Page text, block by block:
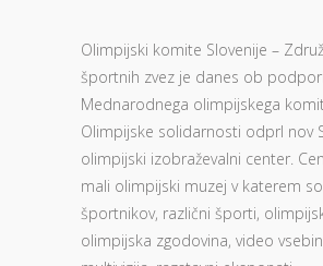
Olimpijski komite Slovenije –
športnih zvez je danes ob podpori
Mednarodnega olimpijskega
Olimpijske solidarnosti odprl nov
olimpijski izobraževalni center.
mali olimpijski muzej v katerem
športnikov, različni športi,
olimpijska zgodovina, video